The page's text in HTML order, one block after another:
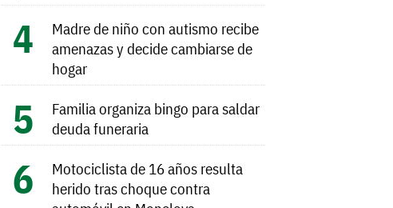
Madre de niño con autismo recibe
amenazas y decide cambiarse de
hogar
Familia organiza bingo para saldar
deuda funeraria
Motociclista de 16 años resulta
herido tras choque contra